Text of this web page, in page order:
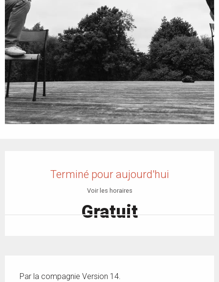
Terminé pour aujourd'hui
Voir les horaires
Gratuit
Par la compagnie Version 14.